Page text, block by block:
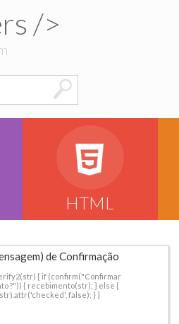
/>
HTML
de Confirmação
{ if (confirm("Confirmar
?")) { recebimento(str); } else {
false); } }